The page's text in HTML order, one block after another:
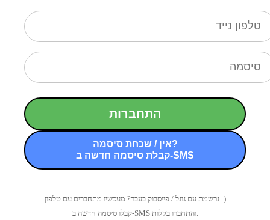
התחברות
אין / שכחת סיסמה?
קבלת סיסמה חדשה ב-SMS
נרשמת עם גוגל / פייסבוק בעבר? מעכשיו מתחברים עם טלפון :)
קבלו סיסמה חדשה ב-SMS והתחברו בקלות.